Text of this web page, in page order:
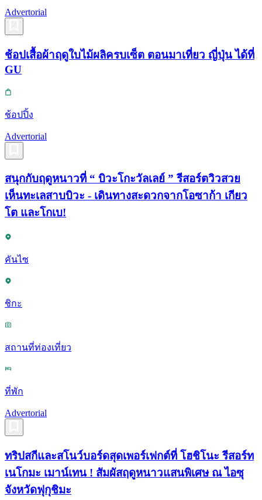
Advertorial
ช้อปเสื้อผ้าฤดูใบไม้ผลิครบเซ็ต ตอนมาเที่ยว ญี่ปุ่น ได้ที่
GU
ช้อปปิ้ง
Advertorial
สนุกกับฤดูหนาวที่ “ บิวะโกะวัลเลย์ ” รีสอร์ตวิวสวย
เห็นทะเลสาบบิวะ - เดินทางสะดวกจากโอซาก้า เกียว
โต และโกเบ!
คันไซ
ชิกะ
สถานที่ท่องเที่ยว
ที่พัก
Advertorial
ทริปสกีและสโนว์บอร์ดสุดเพอร์เฟกต์ที่ โฮชิโนะ รีสอร์ท
เนโกมะ เมาน์เทน ! สัมผัสฤดูหนาวแสนพิเศษ ณ ไอซุ
จังหวัดฟุกุชิมะ